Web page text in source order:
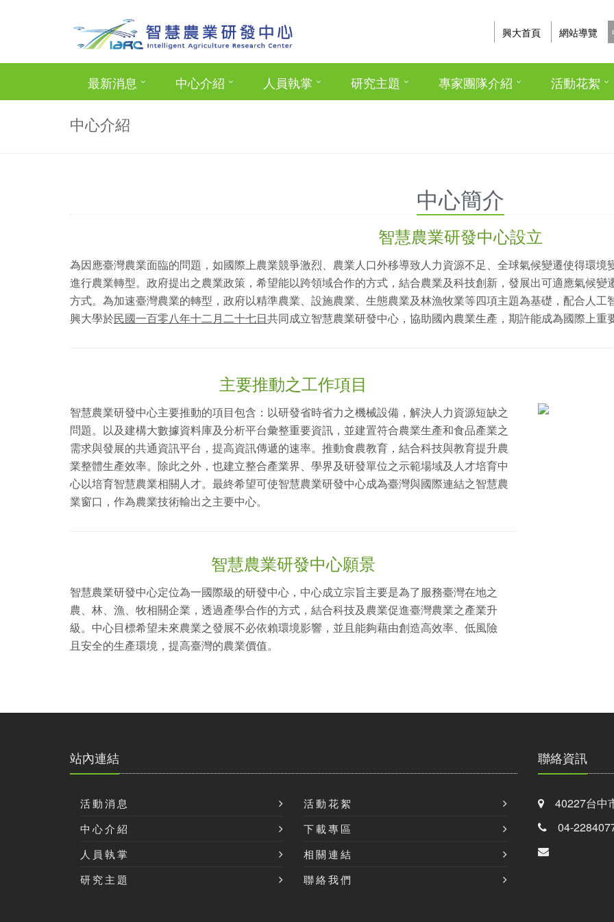
興大首頁 網站導覽
最新消息 中心介紹 人員執掌 研究主題 專家團隊介紹 活動花絮
中心介紹
中心簡介
智慧農業研發中心設立
為因應臺灣農業面臨的問題，如國際上農業競爭激烈、農業人口外移導致人力資源不足、全球氣候變遷使得環
進行農業轉型。政府提出之農業政策，希望能以跨領域合作的方式，結合農業及科技創新，發展出可適應氣候
方式。為加速臺灣農業的轉型，政府以精準農業、設施農業、生態農業及林漁牧業等四項主題為基礎，配合人工
興大學於民國一百零八年十二月二十七日 共同成立智慧農業研發中心，協助國內農業生產，期許能成為國際上重
主要推動之工作項目
智慧農業研發中心主要推動的項目包含：以研發省時省力之機械設備，解決人力資源短缺之
問題。以及建構大數據資料庫及分析平台彙整重要資訊，並建置符合農業生產和食品產業之
需求與發展的共通資訊平台，提高資訊傳遞的速率。推動食農教育，結合科技與教育提升農
業整體生產效率。除此之外，也建立整合產業界、學界及研發單位之示範場域及人才培育中
心以培育智慧農業相關人才。最終希望可使智慧農業研發中心成為臺灣與國際連結之智慧農
業窗口，作為農業技術輸出之主要中心。
智慧農業研發中心願景
智慧農業研發中心定位為一國際級的研發中心，中心成立宗旨主要是為了服務臺灣在地之
農、林、漁、牧相關企業，透過產學合作的方式，結合科技及農業促進臺灣農業之產業升
級。中心目標希望未來農業之發展不必依賴環境影響，並且能夠藉由創造高效率、低風險
且安全的生產環境，提高臺灣的農業價值。
站內連結
活動消息
中心介紹
人員執掌
研究主題
活動花絮
下載專區
相關連結
聯絡我們
聯絡資訊
40227台中市
04-